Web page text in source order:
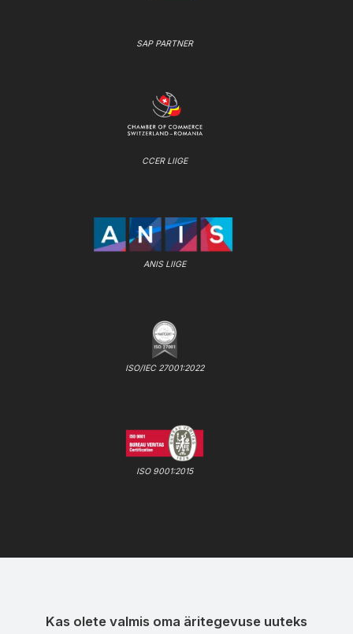
SAP PARTNER
CCER LIIGE
ANIS LIIGE
ISO/IEC 27001:2022
ISO 9001:2015
Kas olete valmis oma äritegevuse uuteks